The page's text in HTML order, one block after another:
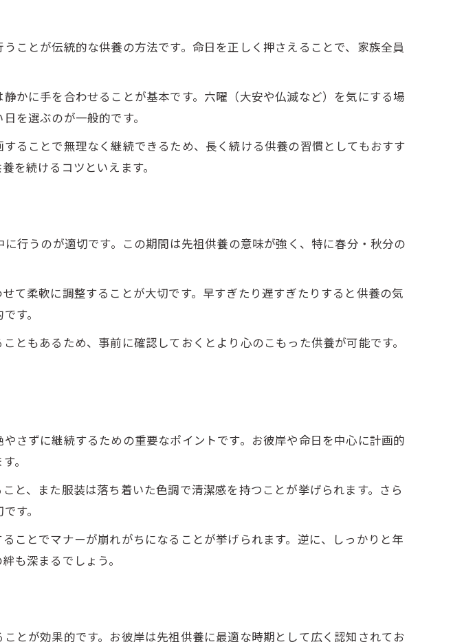
ことが伝統的な供養の方法です。命日を正しく押さえることで、家族全員
かに手を合わせることが基本です。六曜（大安や仏滅など）を気にする場
を選ぶのが一般的です。
ることで無理なく継続できるため、長く続ける供養の習慣としてもおすす
を続けるコツといえます。
行うのが適切です。この期間は先祖供養の意味が強く、特に春分・秋分の
て柔軟に調整することが大切です。早すぎたり遅すぎたりすると供養の気
す。
ともあるため、事前に確認しておくとより心のこもった供養が可能です。
さずに継続するための重要なポイントです。お彼岸や命日を中心に計画的
。
と、また服装は落ち着いた色調で清潔感を持つことが挙げられます。さら
す。
ことでマナーが崩れがちになることが挙げられます。逆に、しっかりと年
も深まるでしょう。
とが効果的です。お彼岸は先祖供養に最適な時期として広く認知されてお